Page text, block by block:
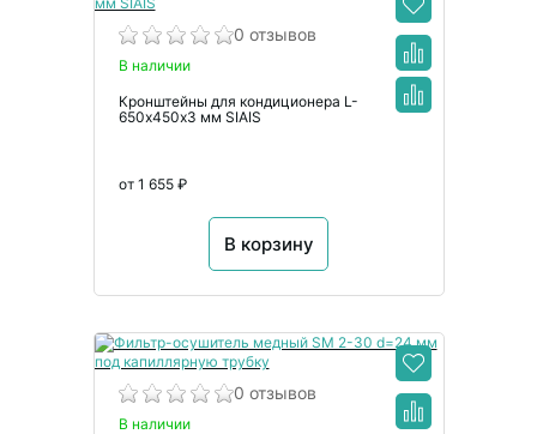
0 отзывов
В наличии
Кронштейны для кондиционера L-
650х450х3 мм SIAIS
от 1 655 ₽
В корзину
0 отзывов
В наличии